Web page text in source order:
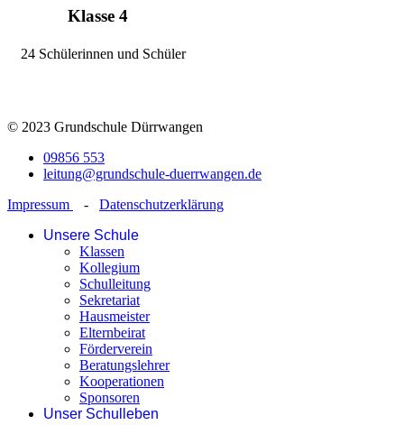
Klasse 4
24 Schülerinnen und Schüler
© 2023 Grundschule Dürrwangen
09856 553
leitung@grundschule-duerrwangen.de
Impressum
- Datenschutzerklärung
Unsere Schule
Klassen
Kollegium
Schulleitung
Sekretariat
Hausmeister
Elternbeirat
Förderverein
Beratungslehrer
Kooperationen
Sponsoren
Unser Schulleben